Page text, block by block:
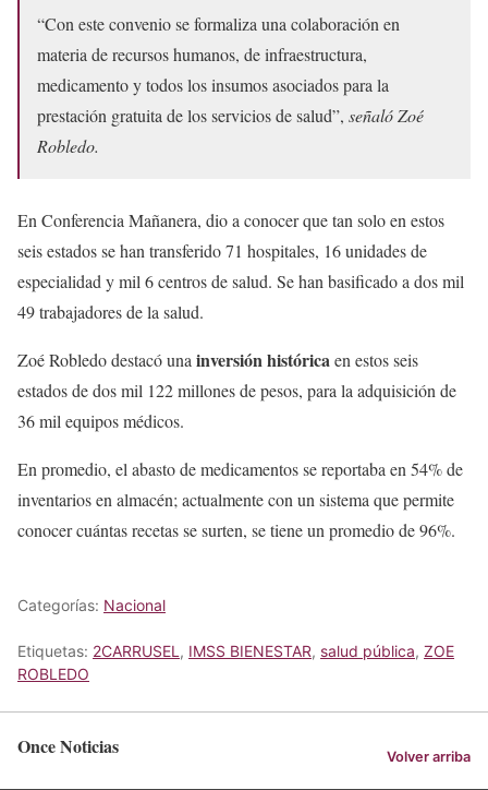
“Con este convenio se formaliza una colaboración en
materia de recursos humanos, de infraestructura,
medicamento y todos los insumos asociados para la
prestación gratuita de los servicios de salud”, señaló Zoé
Robledo.
En Conferencia Mañanera, dio a conocer que tan solo en estos
seis estados se han transferido 71 hospitales, 16 unidades de
especialidad y mil 6 centros de salud. Se han basificado a dos mil
49 trabajadores de la salud.
Zoé Robledo destacó una inversión históricaen estos seis
estados de dos mil 122 millones de pesos, para la adquisición de
36 mil equipos médicos.
En promedio, el abasto de medicamentos se reportaba en 54% de
inventarios en almacén; actualmente con un sistema que permite
conocer cuántas recetas se surten, se tiene un promedio de 96%.
Categorías: Nacional
Etiquetas: 2CARRUSEL , IMSS BIENESTAR, salud pública, ZOE
ROBLEDO
Once Noticias Volver arriba